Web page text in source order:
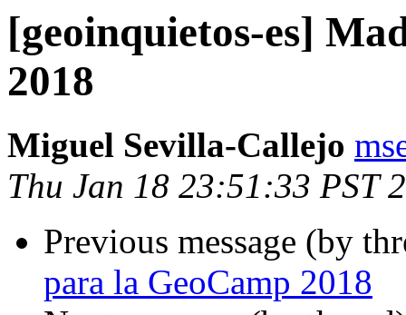
[geoinquietos-es]
2018
Miguel Sevilla-Callejo
Thu Jan 18 23:51:33 PST
Previous message (by
para la GeoCamp 2018